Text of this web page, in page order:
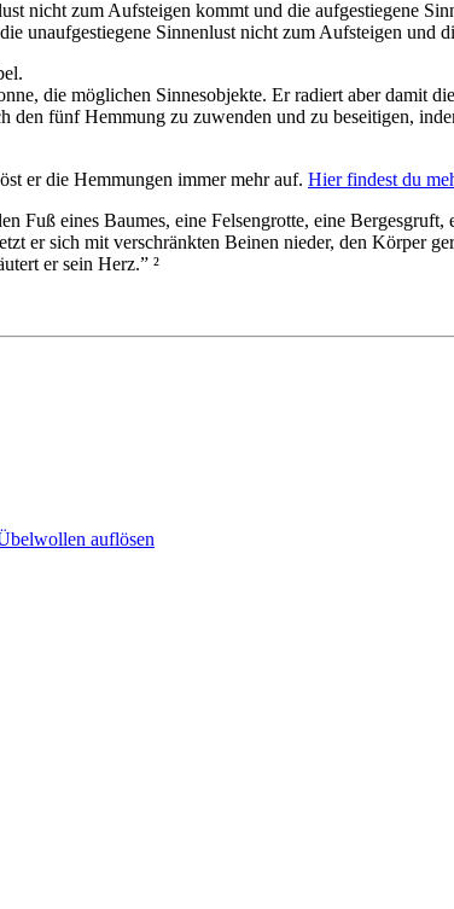
nicht zum Aufsteigen kommt und die aufgestiegene
Sinnenlust nicht zum Aufsteigen und
die möglichen Sinnesobjekte. Er radiert aber damit
fünf Hemmung zu zuwenden und zu beseitigen,
er die Hemmungen immer mehr auf. Hier findest du
Fuß eines Baumes, eine Felsengrotte, eine
er sich mit verschränkten Beinen nieder, den Körper
er sein Herz.” ²
auflösen